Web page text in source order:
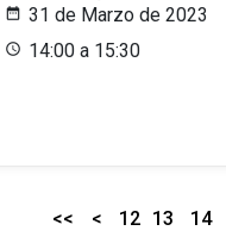
31 de Marzo de 2023
14:00 a 15:30
<< < 12 13 14